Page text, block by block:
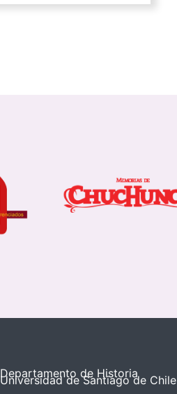
Departamento de Historia
Universidad de Santiago de Chile